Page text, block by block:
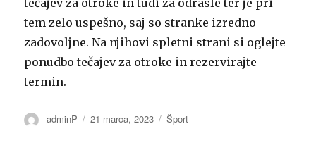
tečajev za otroke in tudi za odrasle ter je pri
tem zelo uspešno, saj so stranke izredno
zadovoljne. Na njihovi spletni strani si oglejte
ponudbo tečajev za otroke in rezervirajte
termin.
Avtor
adminP
Objavljeno
21 marca, 2023 Kategorije
Šport